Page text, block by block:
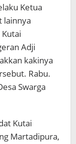
Ketua
lainnya
Adji
kakinya
Rabu.
Swarga
Kutai
Martadipura,